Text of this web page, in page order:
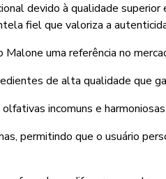
devido à qualidade
fiel que valoriza a
uma referência no
de alta qualidade que
incomuns e
permitindo que o usuário